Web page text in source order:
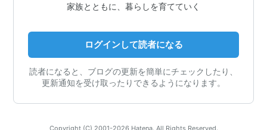
家族とともに、暮らしを育てていく
ログインして読者になる
読者になると、ブログの更新を簡単にチェックしたり、
更新通知を受け取ったりできるようになります。
Copyright (C) 2001-2026 Hatena. All Rights Reserved.